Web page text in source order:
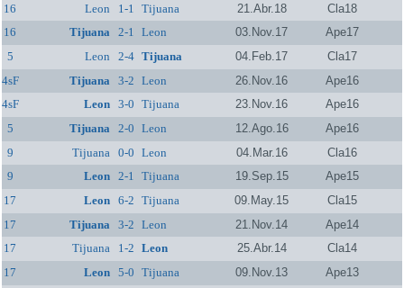
16
Leon 1-1 Tijuana 21.Abr.18
Cla18
16
Tijuana 2-1 Leon 03.Nov.17
Ape17
5
Leon 2-4 Tijuana 04.Feb.17
Cla17
4sF
Tijuana 3-2 Leon 26.Nov.16
Ape16
4sF
Leon 3-0 Tijuana 23.Nov.16
Ape16
5
Tijuana 2-0 Leon 12.Ago.16
Ape16
9
Tijuana 0-0 Leon 04.Mar.16
Cla16
9
Leon 2-1 Tijuana 19.Sep.15
Ape15
17
Leon 6-2 Tijuana 09.May.15
Cla15
17
Tijuana 3-2 Leon 21.Nov.14
Ape14
17
Tijuana 1-2 Leon 25.Abr.14
Cla14
17
Leon 5-0 Tijuana 09.Nov.13
Ape13